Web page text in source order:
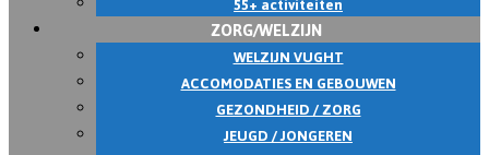
ZORG/WELZIJN
WELZIJN VUGHT
ACCOMODATIES EN GEBOUWEN
GEZONDHEID / ZORG
JEUGD / JONGEREN